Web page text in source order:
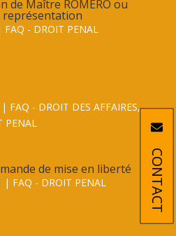
de Maître ROMERO ou
représentation
FAQ - DROIT PENAL
| FAQ - DROIT DES AFFAIRES,
PENAL
de mise en liberté
| FAQ - DROIT PENAL CONTACT